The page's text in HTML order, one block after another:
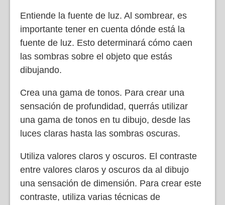
Entiende la fuente de luz. Al sombrear, es
importante tener en cuenta dónde está la
fuente de luz. Esto determinará cómo caen
las sombras sobre el objeto que estás
dibujando.
Crea una gama de tonos. Para crear una
sensación de profundidad, querrás utilizar
una gama de tonos en tu dibujo, desde las
luces claras hasta las sombras oscuras.
Utiliza valores claros y oscuros. El contraste
entre valores claros y oscuros da al dibujo
una sensación de dimensión. Para crear este
contraste, utiliza varias técnicas de